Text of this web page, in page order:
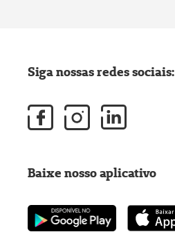
Siga nossas redes sociais:
Baixe nosso aplicativo